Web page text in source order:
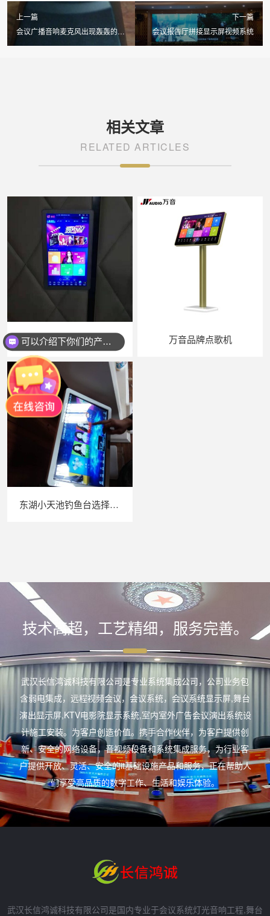
上一篇
会议广播音响麦克风出现轰轰的杂
音是什么问题呢？和反馈抑制器关
下一篇
会议报告厅拼接显示屏视频系统
相关文章
RELATED ARTICLES
万音品牌点歌机
东湖小天池钓鱼台选择我们KTV点歌机音箱套装
技术高超，工艺精细，服务完善。
武汉长信鸿诚科技有限公司是专业系统集成公司，公司业务包
含弱电集成，远程视频会议，会议系统，会议系统显示屏,舞台
演出显示屏,KTV电影院显示系统,室内室外广告会议演出系统设
计施工安装。为客户创造价值。携手合作伙伴，为客户提供创
新、安全的网络设备，音视频设备和系统集成服务，为行业客
户提供开放、灵活、安全的it基础设施产品和服务，正在帮助人
们享受高品质的数字工作、生活和娱乐体验。
武汉长信鸿诚科技有限公司是国内专业于会议系统灯光音响工程,舞台
可以介绍下你们的产品么？